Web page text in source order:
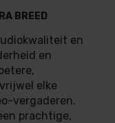
BREED
en
en
elke
vergaderen.
prachtige,